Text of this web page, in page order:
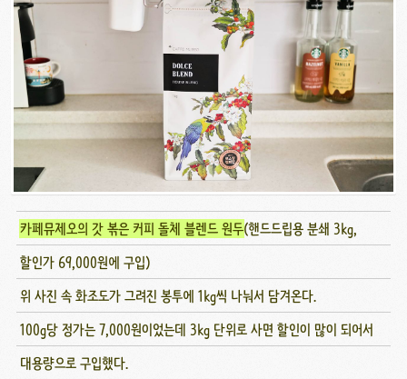
카페뮤제오의 갓 볶은 커피 돌체 블렌드 원두(핸드드립용 분쇄 3kg,
할인가 69,000원에 구입)
위 사진 속 화조도가 그려진 봉투에 1kg씩 나눠서 담겨온다.
100g당 정가는 7,000원이었는데 3kg 단위로 사면 할인이 많이 되어서
대용량으로 구입했다.